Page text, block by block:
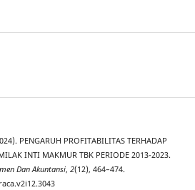
PENGARUH PROFITABILITAS TERHADAP
INTI MAKMUR TBK PERIODE 2013-2023.
Dan Akuntansi, 2(12), 464–474.